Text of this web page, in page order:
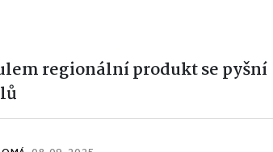
regionální produkt se pyšní